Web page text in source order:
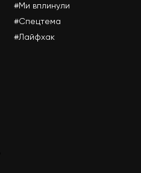
#Ми вплинули
#Спецтема
#Лайфхак